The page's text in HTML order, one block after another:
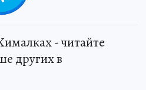
- читайте
других в